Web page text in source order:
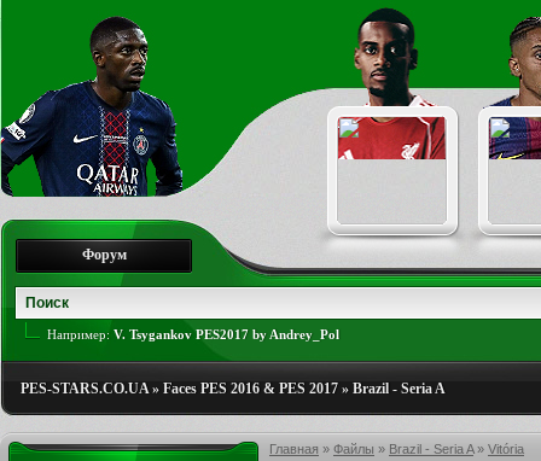
Форум
Например: V. Tsygankov PES2017 by Andrey_Pol
PES-STARS.CO.UA» Faces PES 2016 & PES 2017 » Brazil - Seria A
Главная » Файлы » Brazil - Seria A» Vitória